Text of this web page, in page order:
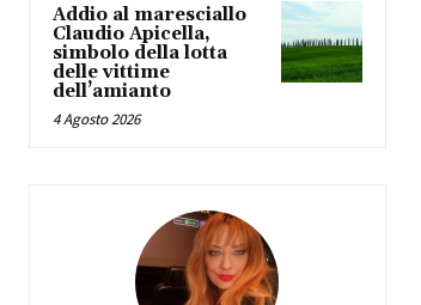
Addio al maresciallo
Claudio Apicella,
simbolo della lotta
delle vittime
dell’amianto
4 Agosto 2026